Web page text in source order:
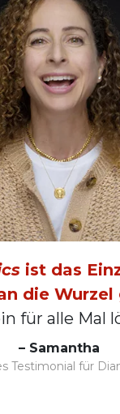
ist das
die Wurzel
für alle Mal
– Samantha
Testimonial für